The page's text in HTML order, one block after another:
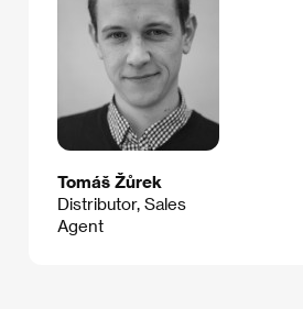
Tomáš Žůrek
Distributor, Sales
Agent